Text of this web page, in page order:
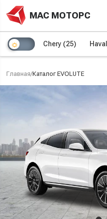
МАС МОТОРС
Chery (25) Haval
Главная/Каталог EVOLUTE